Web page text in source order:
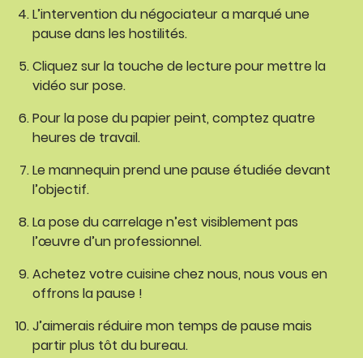
L’intervention du négociateur a marqué une
pause dans les hostilités.
Cliquez sur la touche de lecture pour mettre la
vidéo sur pose.
Pour la pose du papier peint, comptez quatre
heures de travail.
Le mannequin prend une pause étudiée devant
l’objectif.
La pose du carrelage n’est visiblement pas
l’œuvre d’un professionnel.
Achetez votre cuisine chez nous, nous vous en
offrons la pause !
J’aimerais réduire mon temps de pause mais
partir plus tôt du bureau.